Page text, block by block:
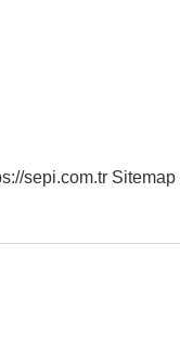
sepi.com.tr Sitemap